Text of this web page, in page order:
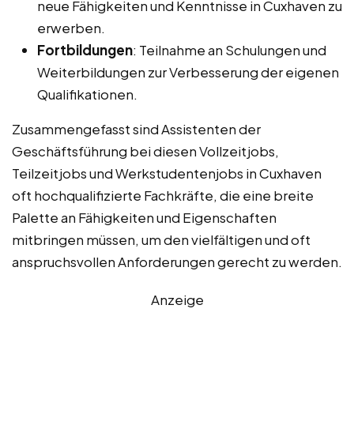
neue Fähigkeiten und Kenntnisse in Cuxhaven zu
erwerben.
Fortbildungen: Teilnahme an Schulungen und
Weiterbildungen zur Verbesserung der eigenen
Qualifikationen.
Zusammengefasst sind Assistenten der
Geschäftsführung bei diesen Vollzeitjobs,
Teilzeitjobs und Werkstudentenjobs in Cuxhaven
oft hochqualifizierte Fachkräfte, die eine breite
Palette an Fähigkeiten und Eigenschaften
mitbringen müssen, um den vielfältigen und oft
anspruchsvollen Anforderungen gerecht zu werden.
Anzeige